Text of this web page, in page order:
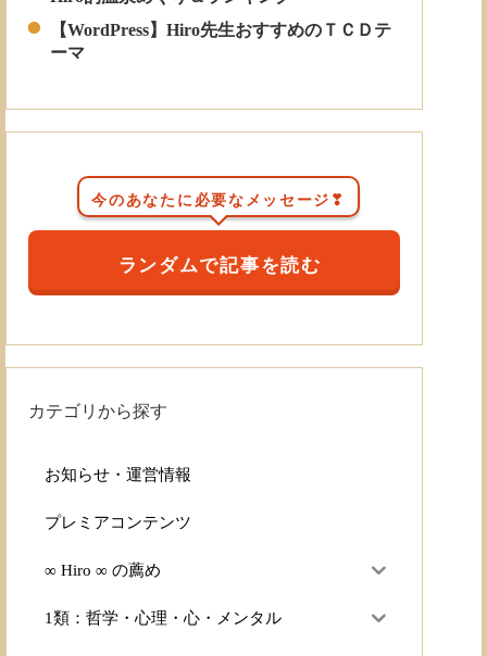
【WordPress】Hiro先生おすすめのＴＣＤテ
ーマ
今のあなたに必要なメッセージ❣
ランダムで記事を読む
カテゴリから探す
お知らせ・運営情報
プレミアコンテンツ
∞ Hiro ∞ の薦め
1類：哲学・心理・心・メンタル